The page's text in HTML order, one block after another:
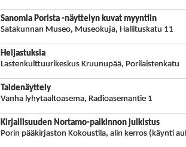
Sanomia Porista -näyttelyn kuvat myyntiin
Satakunnan Museo, Museokuja, Hallituskatu 11
Heijastuksia
Lastenkulttuurikeskus Kruunupää, Porilaistenkatu
Taidenäyttely
Vanha lyhytaaltoasema, Radioasemantie 1
Kirjallisuuden Nortamo-palkinnon julkistus
Porin pääkirjaston Kokoustila, alin kerros (käynti